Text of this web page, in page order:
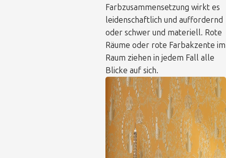
Farbzusammensetzung wirkt es
leidenschaftlich und auffordernd
oder schwer und materiell. Rote
Räume oder rote Farbakzente im
Raum ziehen in jedem Fall alle
Blicke auf sich.